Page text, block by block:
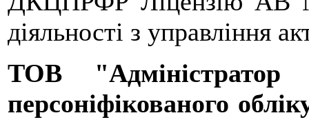
діяльності з управління
ТОВ "Адміністратор
персоніфікованого